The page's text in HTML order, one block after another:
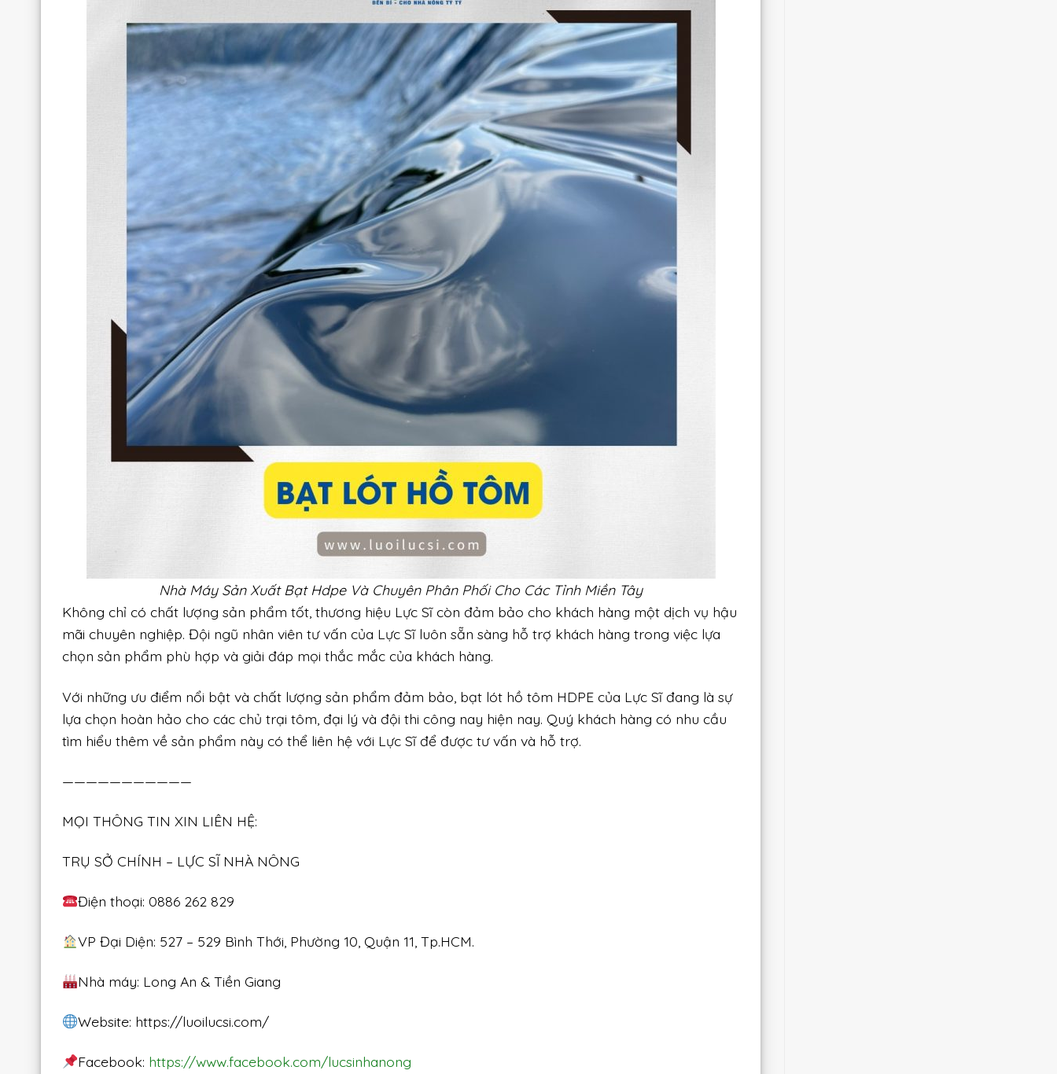
Nhà Máy Sản Xuất Bạt Hdpe Và Chuyên Phân Phối Cho Các Tỉnh Miền Tây
Không chỉ có chất lượng sản phẩm tốt, thương hiệu Lực Sĩ còn đảm bảo cho khách hàng một dịch vụ hậu
mãi chuyên nghiệp. Đội ngũ nhân viên tư vấn của Lực Sĩ luôn sẵn sàng hỗ trợ khách hàng trong việc lựa
chọn sản phẩm phù hợp và giải đáp mọi thắc mắc của khách hàng.
Với những ưu điểm nổi bật và chất lượng sản phẩm đảm bảo, bạt lót hồ tôm HDPE của Lực Sĩ đang là sự
lựa chọn hoàn hảo cho các chủ trại tôm, đại lý và đội thi công nay hiện nay. Quý khách hàng có nhu cầu
tìm hiểu thêm về sản phẩm này có thể liên hệ với Lực Sĩ để được tư vấn và hỗ trợ.
———————————
MỌI THÔNG TIN XIN LIÊN HỆ:
TRỤ SỞ CHÍNH – LỰC SĨ NHÀ NÔNG
Điện thoại: 0886 262 829
VP Đại Diện: 527 – 529 Bình Thới, Phường 10, Quận 11, Tp.HCM.
Nhà máy: Long An & Tiền Giang
Website: https://luoilucsi.com/
Facebook: https://www.facebook.com/lucsinhanong